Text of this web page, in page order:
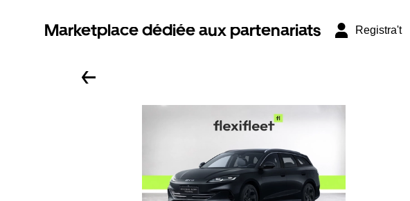
Marketplace dédiée aux partenariats Registra't